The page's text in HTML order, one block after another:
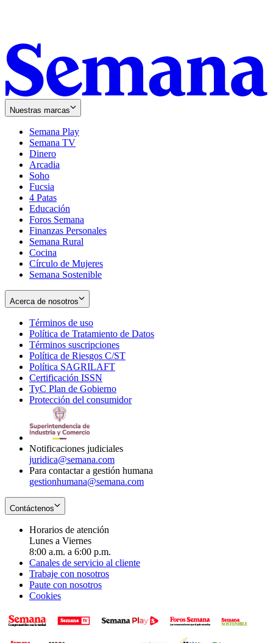
Nuestras marcas
Semana Play
Semana TV
Dinero
Arcadia
Soho
in
new
window
Fucsia
in
new
window
4 Patas
Educación
Foros Semana
Finanzas Personales
Semana Rural
Cocina
Círculo de Mujeres
Semana Sostenible
Acerca de nosotros
Términos de uso
in
new
window
Política de Tratamiento de Datos
Términos suscripciones
in
Política de Riesgos C/ST
Política SAGRILAFT
new
window
Certificación ISSN
in
new
TyC Plan de Gobierno
in
Protección del consumidorOpens
Notificaciones judiciales
juridica@semana.com
Para contactar a gestión humana
gestionhumana@semana.com
Contáctenos
Horarios de atención
Lunes a Viernes
8:00 a.m. a 6:00 p.m.
Canales de servicio al cliente
Trabaje con nosotros
Paute con nosotros
Cookies